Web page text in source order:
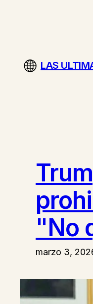
LAS
"No
marzo 3,